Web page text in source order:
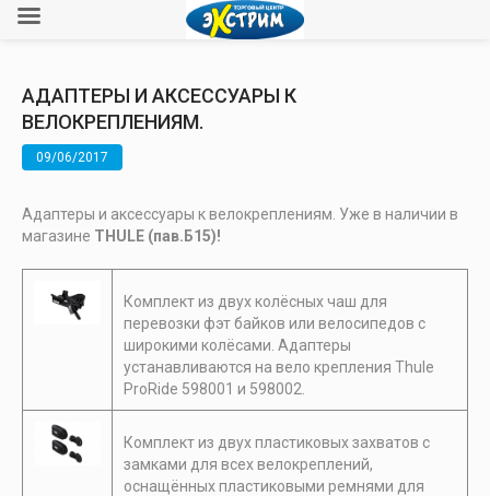
АДАПТЕРЫ И АКСЕССУАРЫ К
ВЕЛОКРЕПЛЕНИЯМ.
09/06/2017
Адаптеры и аксессуары к велокреплениям. Уже в наличии в
магазине THULE (пав.Б15)!
Комплект из двух колёсных чаш для
перевозки фэт байков или велосипедов с
широкими колёсами. Адаптеры
устанавливаются на вело крепления Thule
ProRide 598001 и 598002.
Комплект из двух пластиковых захватов с
замками для всех велокреплений,
оснащённых пластиковыми ремнями для